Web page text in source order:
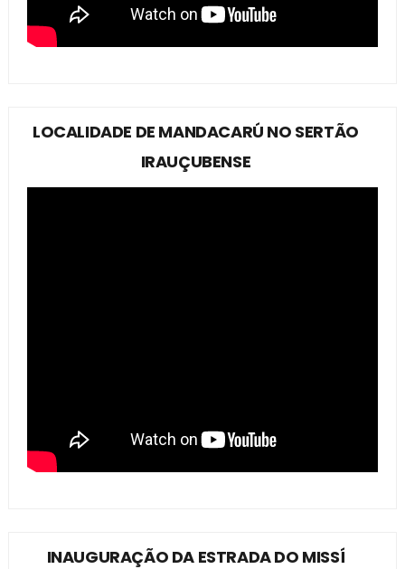
LOCALIDADE DE MANDACARÚ NO SERTÃO
IRAUÇUBENSE
INAUGURAÇÃO DA ESTRADA DO MISSÍ